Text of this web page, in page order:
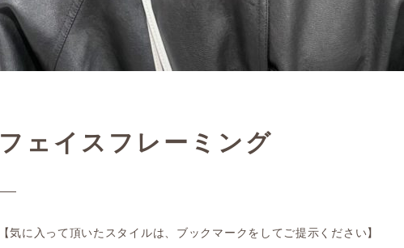
フェイスフレーミング
【気に入って頂いたスタイルは、ブックマークをしてご提示ください】